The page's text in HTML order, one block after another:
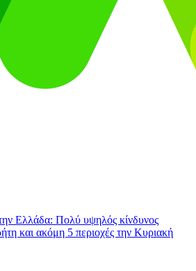
Ελλάδα: Πολύ υψηλός κίνδυνος
και ακόμη 5 περιοχές την Κυριακή